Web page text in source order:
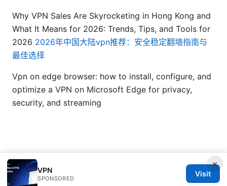
Why VPN Sales Are Skyrocketing in Hong Kong and
What It Means for 2026: Trends, Tips, and Tools for
2026 2026年中国大陆vpn推荐：安全稳定翻墙指南与
最佳选择
Vpn on edge browser: how to install, configure, and
optimize a VPN on Microsoft Edge for privacy,
security, and streaming
×
VPN
SPONSORED
Visit
© 2026 ANY Side Effects